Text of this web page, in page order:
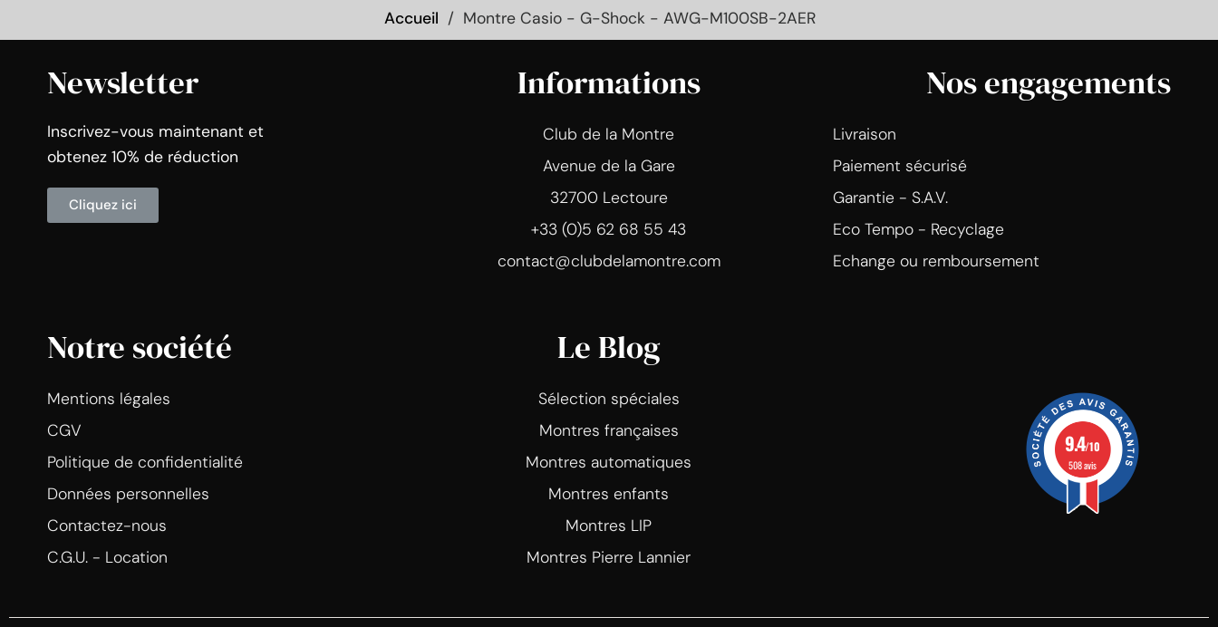
Accueil Montre Casio - G-Shock - AWG-M100SB-2AER
Newsletter
Inscrivez-vous maintenant et
obtenez 10% de réduction
Cliquez ici
Informations
Club de la Montre
Avenue de la Gare
32700 Lectoure
+33 (0)5 62 68 55 43
contact@clubdelamontre.com
Nos engagements
Livraison
Paiement sécurisé
Garantie - S.A.V.
Eco Tempo - Recyclage
Echange ou remboursement
Notre société
Mentions légales
CGV
Politique de confidentialité
Données personnelles
Contactez-nous
C.G.U. - Location
Le Blog
Sélection spéciales
Montres françaises
Montres automatiques
Montres enfants
Montres LIP
Montres Pierre Lannier
9.4/10
508 avis